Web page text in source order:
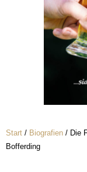
Start / Biografien / Die
Bofferding